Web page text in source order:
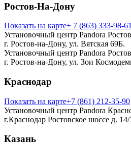
Ростов-На-Дону
Показать на карте+ 7 (863) 333-98-61
Установочный центр Pandora
г. Ростов-на-Дону, ул. Вятская 69Б.
Установочный центр Pandora
г. Ростов-на-Дону, ул. Зои
Краснодар
Показать на карте+7 (861) 212-35-90
Установочный центр Pandora
г.Краснодар Ростовское шоссе д. 14/
Казань